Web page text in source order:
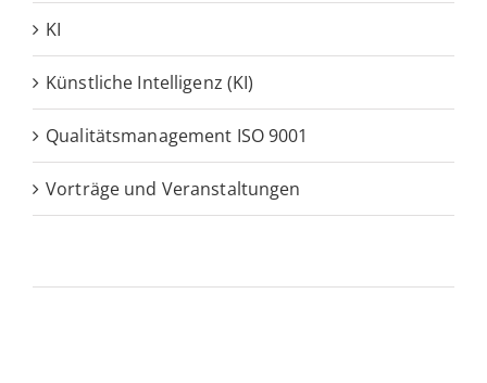
KI
Künstliche Intelligenz (KI)
Qualitätsmanagement ISO 9001
Vorträge und Veranstaltungen